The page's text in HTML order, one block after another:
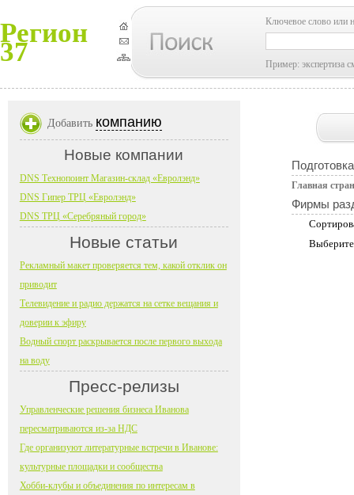
Регион
37
Ключевое слово или
Пример: экспертиза
Главная
Фирмы
Добавить компанию
Новые компании
DNS Технопоинт Магазин-склад «Евролэнд»
DNS Гипер ТРЦ «Евролэнд»
DNS ТРЦ «Серебряный город»
Новые статьи
Рекламный макет проверяется тем, какой отклик он
приводит
Телевидение и радио держатся на сетке вещания и
доверии к эфиру
Водный спорт раскрывается после первого выхода
на воду
Пресс-релизы
Управленческие решения бизнеса Иванова
пересматриваются из-за НДС
Где организуют литературные встречи в Иванове:
культурные площадки и сообщества
Хобби-клубы и объединения по интересам в